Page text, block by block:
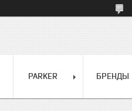
PARKER БРЕНДЫ